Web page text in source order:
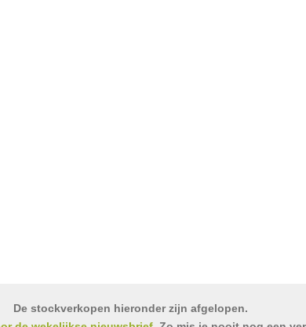
De stockverkopen hieronder zijn afgelopen.